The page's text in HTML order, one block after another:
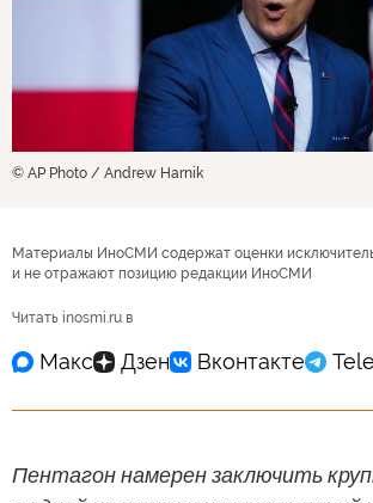
© AP Photo / Andrew Harnik
Материалы ИноСМИ содержат оценки
и не отражают позицию редакции ИноСМИ
Читать inosmi.ru в
Пентагон намерен заключить